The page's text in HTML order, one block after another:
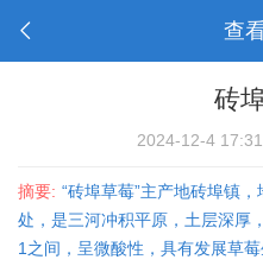
查
砖
2024-12-4 17:31
摘要: “砖埠草莓”主产地砖埠镇
处，是三河冲积平原，土层深厚
1之间，呈微酸性，具有发展草